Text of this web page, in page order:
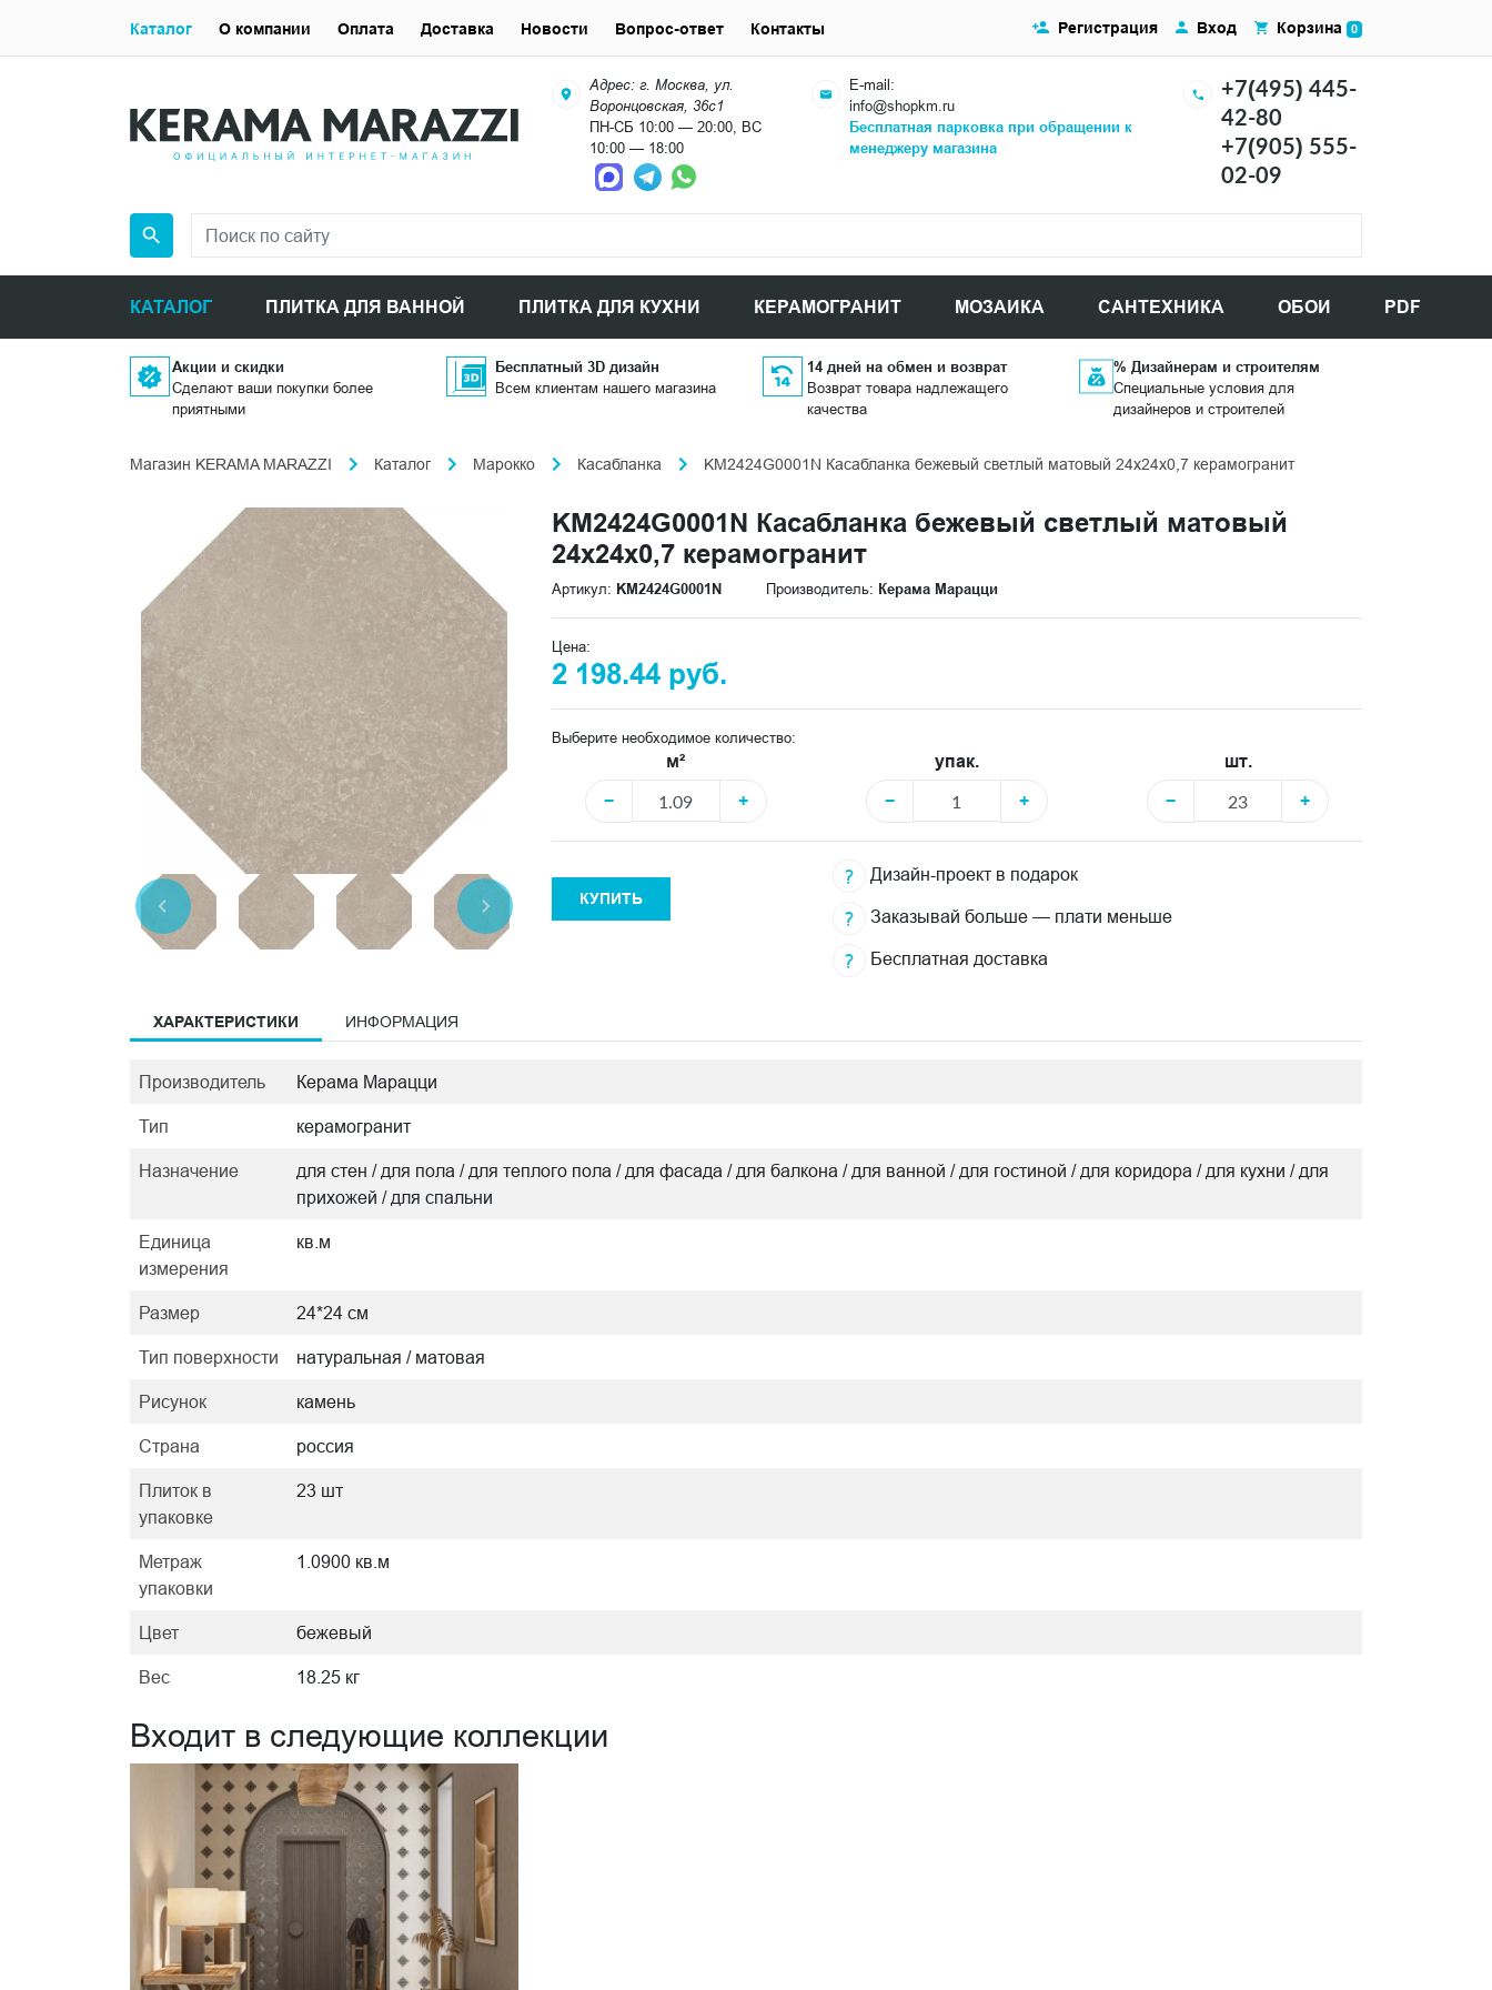
Адрес: г. Москва, ул.
Воронцовская, 36с1
ПН-СБ 10:00 — 20:00, ВС
10:00 — 18:00
E-mail:
info@shopkm.ru
Бесплатная парковка при обращении к
менеджеру магазина
+7(495) 445-
42-80
+7(905) 555-
02-09
КАТАЛОГ ПЛИТКА ДЛЯ ВАННОЙ ПЛИТКА ДЛЯ КУХНИ КЕРАМОГРАНИТ МОЗАИКА САНТЕХНИКА ОБОИ PDF
Регистрация Вход Корзина 0
Каталог О компании Оплата Доставка Новости Вопрос-ответ Контакты
Акции и скидки
Сделают ваши покупки более
приятными
Бесплатный 3D дизайн
Всем клиентам нашего магазина
14 дней на обмен и возврат
Возврат товара надлежащего
качества
% Дизайнерам и строителям
Специальные условия для
дизайнеров и строителей
Магазин KERAMA MARAZZI Каталог Марокко Касабланка KM2424G0001N Касабланка бежевый светлый матовый 24x24x0,7 керамогранит
KM2424G0001N Касабланка бежевый светлый матовый
24x24x0,7 керамогранит
Артикул: KM2424G0001N Производитель: Керама Марацци
Цена:
2 198.44 руб.
Выберите необходимое количество:
м²
−
+
упак.
−
+
шт.
−
+
КУПИТЬ
Дизайн-проект в подарок
Заказывай больше — плати меньше
Бесплатная доставка
ХАРАКТЕРИСТИКИ ИНФОРМАЦИЯ
Производитель Керама Марацци
Тип керамогранит
Назначение
для стен / для пола / для теплого пола / для фасада / для балкона / для ванной / для гостиной / для коридора / для кухни / для
прихожей / для спальни
Единица
измерения
кв.м
Размер 24*24 см
Тип поверхности натуральная / матовая
Рисунок камень
Страна россия
Плиток в
упаковке
23 шт
Метраж
упаковки
1.0900 кв.м
Цвет бежевый
Вес 18.25 кг
Входит в следующие коллекции